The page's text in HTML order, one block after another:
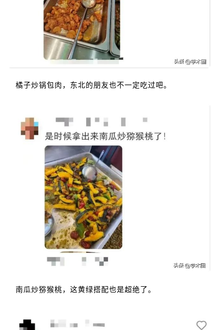
橘子炒锅包肉，东北的朋友也不一定吃过吧。
南瓜炒猕猴桃，这黄绿搭配也是超绝了。